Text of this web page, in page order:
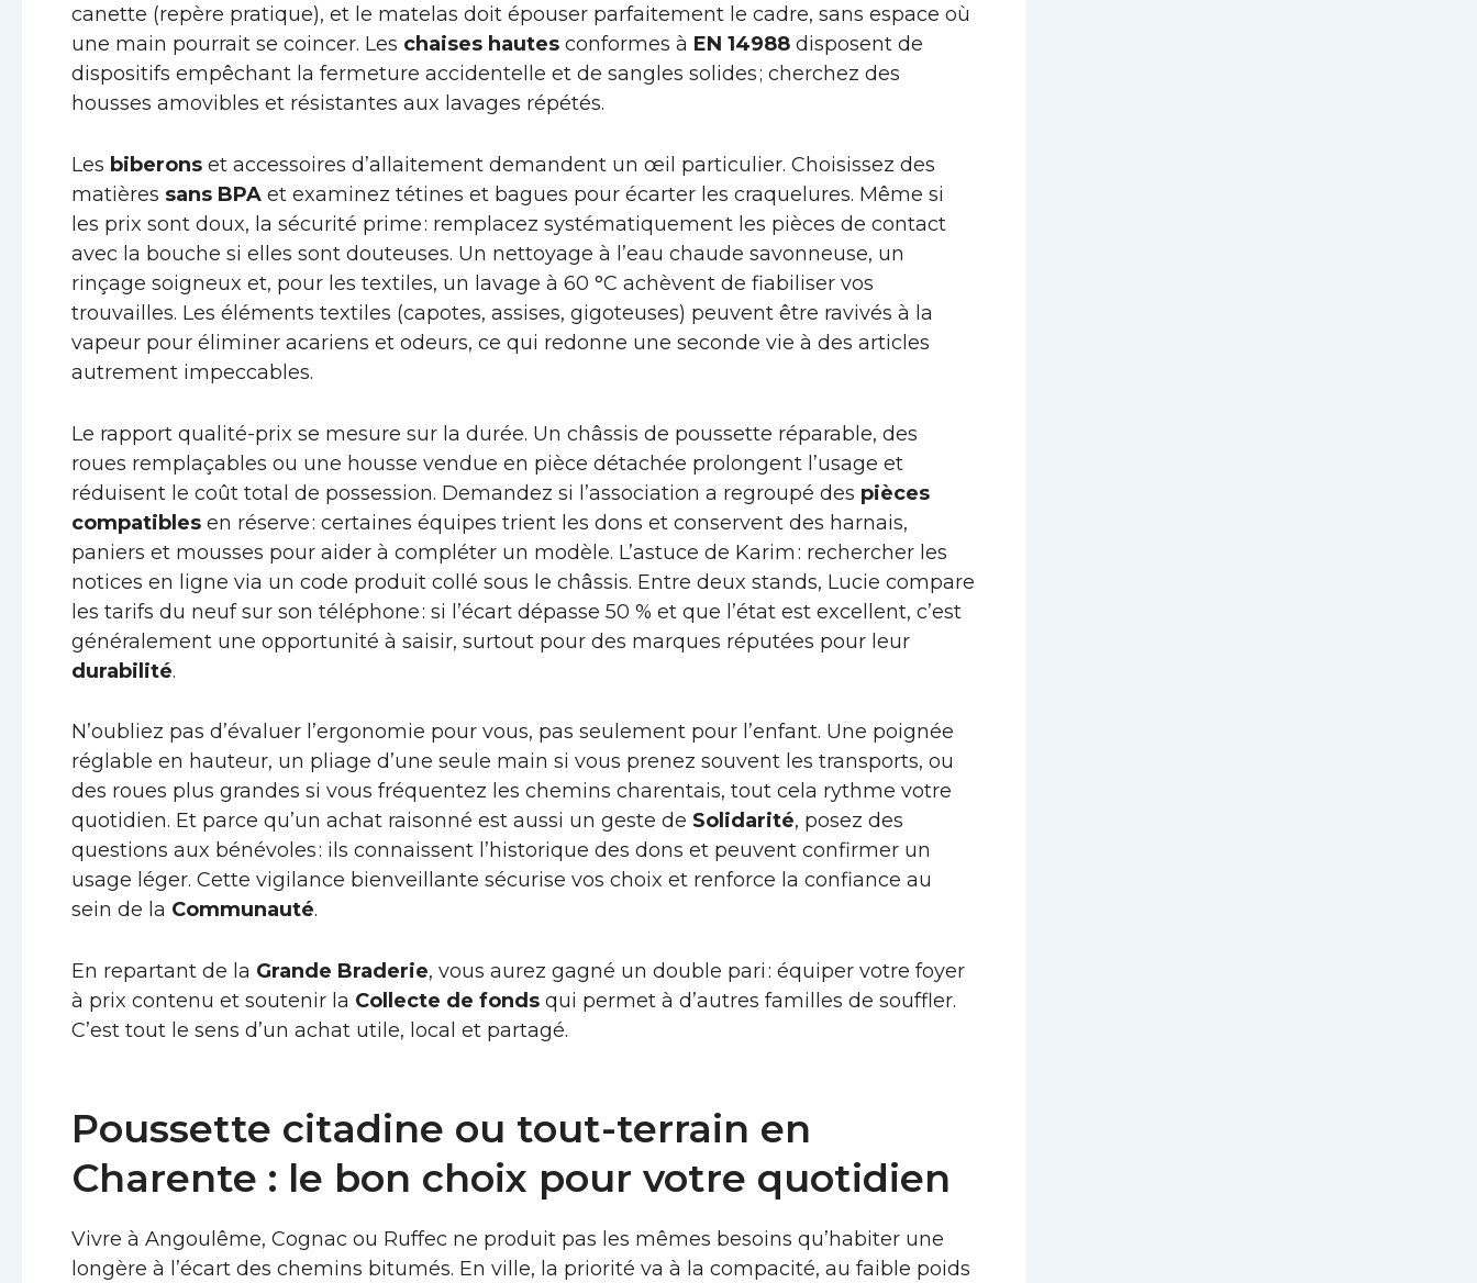
canette (repère pratique), et le matelas doit épouser parfaitement le cadre, sans espace où
une main pourrait se coincer. Les chaises hautes conformes à EN 14988 disposent de
dispositifs empêchant la fermeture accidentelle et de sangles solides ; cherchez des
housses amovibles et résistantes aux lavages répétés.
Les biberons et accessoires d’allaitement demandent un œil particulier. Choisissez des
matières sans BPA et examinez tétines et bagues pour écarter les craquelures. Même si
les prix sont doux, la sécurité prime : remplacez systématiquement les pièces de contact
avec la bouche si elles sont douteuses. Un nettoyage à l’eau chaude savonneuse, un
rinçage soigneux et, pour les textiles, un lavage à 60 °C achèvent de fiabiliser vos
trouvailles. Les éléments textiles (capotes, assises, gigoteuses) peuvent être ravivés à la
vapeur pour éliminer acariens et odeurs, ce qui redonne une seconde vie à des articles
autrement impeccables.
Le rapport qualité-prix se mesure sur la durée. Un châssis de poussette réparable, des
roues remplaçables ou une housse vendue en pièce détachée prolongent l’usage et
réduisent le coût total de possession. Demandez si l’association a regroupé des pièces
compatibles en réserve : certaines équipes trient les dons et conservent des harnais,
paniers et mousses pour aider à compléter un modèle. L’astuce de Karim : rechercher les
notices en ligne via un code produit collé sous le châssis. Entre deux stands, Lucie compare
les tarifs du neuf sur son téléphone : si l’écart dépasse 50 % et que l’état est excellent, c’est
généralement une opportunité à saisir, surtout pour des marques réputées pour leur
durabilité.
N’oubliez pas d’évaluer l’ergonomie pour vous, pas seulement pour l’enfant. Une poignée
réglable en hauteur, un pliage d’une seule main si vous prenez souvent les transports, ou
des roues plus grandes si vous fréquentez les chemins charentais, tout cela rythme votre
quotidien. Et parce qu’un achat raisonné est aussi un geste de Solidarité, posez des
questions aux bénévoles : ils connaissent l’historique des dons et peuvent confirmer un
usage léger. Cette vigilance bienveillante sécurise vos choix et renforce la confiance au
sein de la Communauté.
En repartant de la Grande Braderie, vous aurez gagné un double pari : équiper votre foyer
à prix contenu et soutenir la Collecte de fonds qui permet à d’autres familles de souffler.
C’est tout le sens d’un achat utile, local et partagé.
Poussette citadine ou tout-terrain en
Charente : le bon choix pour votre quotidien
Vivre à Angoulême, Cognac ou Ruffec ne produit pas les mêmes besoins qu’habiter une
longère à l’écart des chemins bitumés. En ville, la priorité va à la compacité, au faible poids